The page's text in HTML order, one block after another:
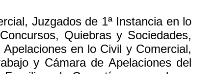
Juzgados de 1ª Instancia en lo
Quiebras y Sociedades,
en lo Civil y Comercial,
y Cámara de Apelaciones del